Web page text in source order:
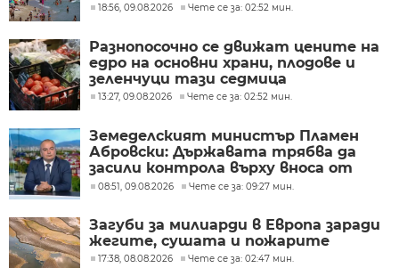
18:56, 09.08.2026 Чете се за: 02:52 мин.
Разнопосочно се движат цените на
едро на основни храни, плодове и
зеленчуци тази седмица
13:27, 09.08.2026 Чете се за: 02:52 мин.
Земеделският министър Пламен
Абровски: Държавата трябва да
засили контрола върху вноса от
трети страни
08:51, 09.08.2026 Чете се за: 09:27 мин.
Загуби за милиарди в Европа заради
жегите, сушата и пожарите
17:38, 08.08.2026 Чете се за: 02:47 мин.